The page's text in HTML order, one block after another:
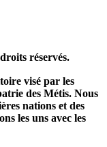
réservés.
visé par les
des Métis. Nous
nations et des
les uns avec les